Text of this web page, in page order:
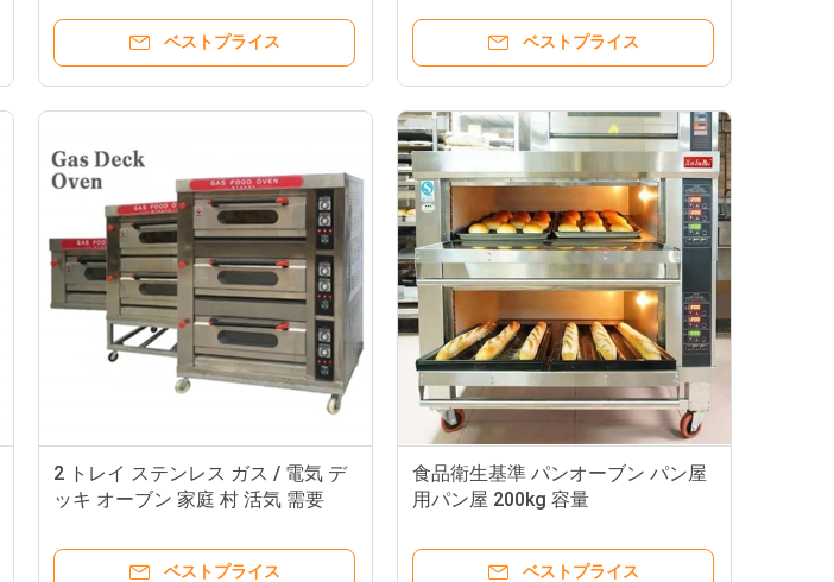
ベストプライス ベストプライス
2 トレイ ステンレス ガス / 電気 デ
ッキ オーブン 家庭 村 活気 需要
ベストプライス
食品衛生基準 パンオーブン パン屋
用パン屋 200kg 容量
ベストプライス